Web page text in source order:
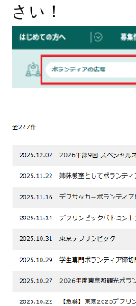
さい！